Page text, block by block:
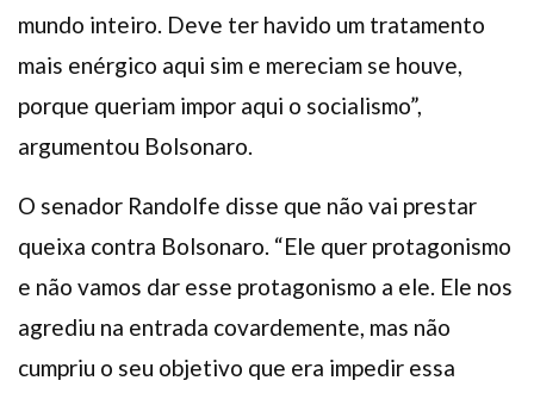
mundo inteiro. Deve ter havido um tratamento
mais enérgico aqui sim e mereciam se houve,
porque queriam impor aqui o socialismo”,
argumentou Bolsonaro.
O senador Randolfe disse que não vai prestar
queixa contra Bolsonaro. “Ele quer protagonismo
e não vamos dar esse protagonismo a ele. Ele nos
agrediu na entrada covardemente, mas não
cumpriu o seu objetivo que era impedir essa